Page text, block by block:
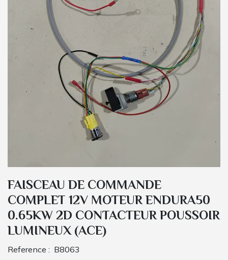
FAISCEAU DE COMMANDE
COMPLET 12V MOTEUR ENDURA50
0.65KW 2D CONTACTEUR POUSSOIR
LUMINEUX (ACE)
Reference : B8063